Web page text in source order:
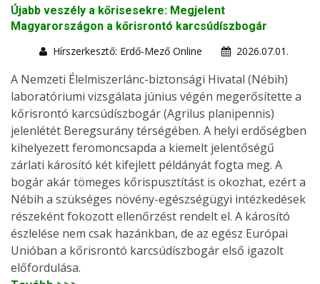
Újabb veszély a kőrisesekre: Megjelent
Magyarországon a kőrisrontó karcsúdíszbogár
Hírszerkesztő: Erdő-Mező Online
2026.07.01.
A Nemzeti Élelmiszerlánc-biztonsági Hivatal (Nébih)
laboratóriumi vizsgálata június végén megerősítette a
kőrisrontó karcsúdíszbogár (Agrilus planipennis)
jelenlétét Beregsurány térségében. A helyi erdőségben
kihelyezett feromoncsapda a kiemelt jelentőségű
zárlati károsító két kifejlett példányát fogta meg. A
bogár akár tömeges kőrispusztítást is okozhat, ezért a
Nébih a szükséges növény-egészségügyi intézkedések
részeként fokozott ellenőrzést rendelt el. A károsító
észlelése nem csak hazánkban, de az egész Európai
Unióban a kőrisrontó karcsúdíszbogár első igazolt
előfordulása.